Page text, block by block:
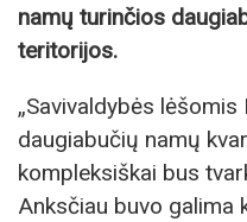
namų turinčios
teritorijos.
„Savivaldybės
daugiabučių namų
kompleksiškai bus
Anksčiau buvo galima